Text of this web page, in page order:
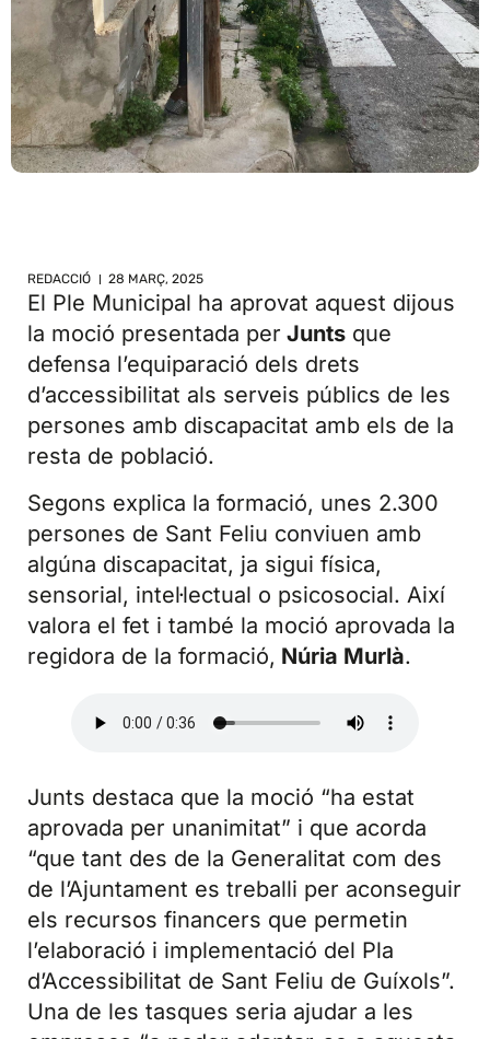
REDACCIÓ 28 MARÇ, 2025
El Ple Municipal ha aprovat aquest dijous
la moció presentada per Junts que
defensa l’equiparació dels drets
d’accessibilitat als serveis públics de les
persones amb discapacitat amb els de la
resta de població.
Segons explica la formació, unes 2.300
persones de Sant Feliu conviuen amb
algúna discapacitat, ja sigui física,
sensorial, intel·lectual o psicosocial. Així
valora el fet i també la moció aprovada la
regidora de la formació, Núria Murlà.
Junts destaca que la moció “ha estat
aprovada per unanimitat” i que acorda
“que tant des de la Generalitat com des
de l’Ajuntament es treballi per aconseguir
els recursos financers que permetin
l’elaboració i implementació del Pla
d’Accessibilitat de Sant Feliu de Guíxols”.
Una de les tasques seria ajudar a les